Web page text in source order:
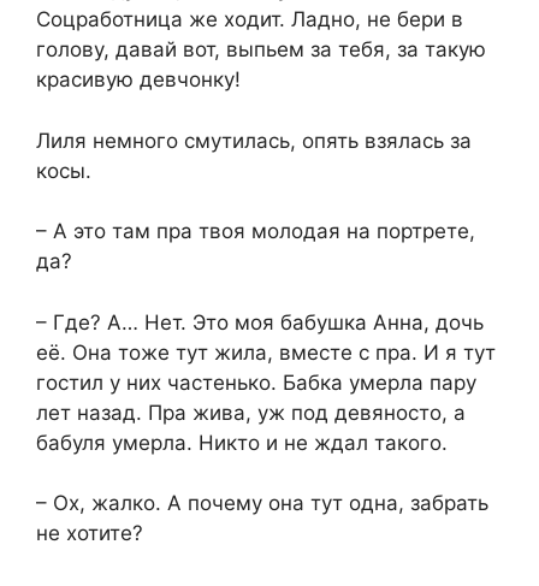
Соцработница же ходит. Ладно, не бери в
голову, давай вот, выпьем за тебя, за такую
красивую девчонку!
Лиля немного смутилась, опять взялась за
косы.
– А это там пра твоя молодая на портрете,
да?
– Где? А… Нет. Это моя бабушка Анна, дочь
её. Она тоже тут жила, вместе с пра. И я тут
гостил у них частенько. Бабка умерла пару
лет назад. Пра жива, уж под девяносто, а
бабуля умерла. Никто и не ждал такого.
– Ох, жалко. А почему она тут одна, забрать
не хотите?